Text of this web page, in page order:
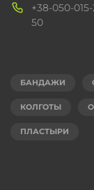
+38-050-
50
БАНДАЖИ
КОЛГОТЫ
ПЛАСТЫРИ